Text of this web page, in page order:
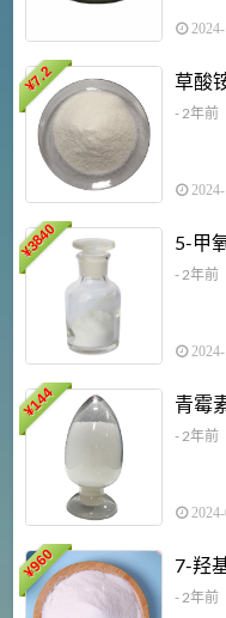
¥
7.2 草酸
- 2年前
¥
3840 5-甲
- 2年前
¥
144 青霉
- 2年前
¥
960 7-羟
- 2年前